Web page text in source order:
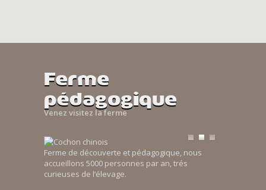
Ferme
pédagogique
Venez visitez la ferme
Ferme de découverte et pédagogique, nous
accueillons 5000 personnes par an, trés
curieuses de l’élevage.